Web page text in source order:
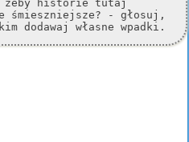
żeby historie tutaj
śmieszniejsze? - głosuj,
dodawaj własne wpadki.